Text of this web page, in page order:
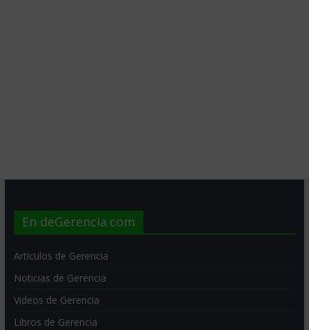
En deGerencia.com
Artículos de Gerencia
Noticias de Gerencia
Videos de Gerencia
Libros de Gerencia